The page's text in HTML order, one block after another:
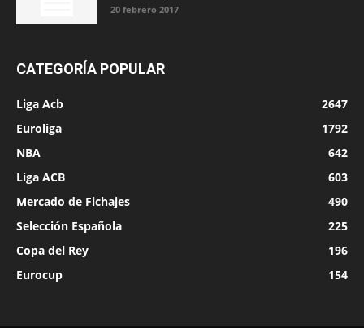
20 febrero 2017
CATEGORÍA POPULAR
Liga Acb
2647
Euroliga
1792
NBA
642
Liga ACB
603
Mercado de Fichajes
490
Selección Española
225
Copa del Rey
196
Eurocup
154